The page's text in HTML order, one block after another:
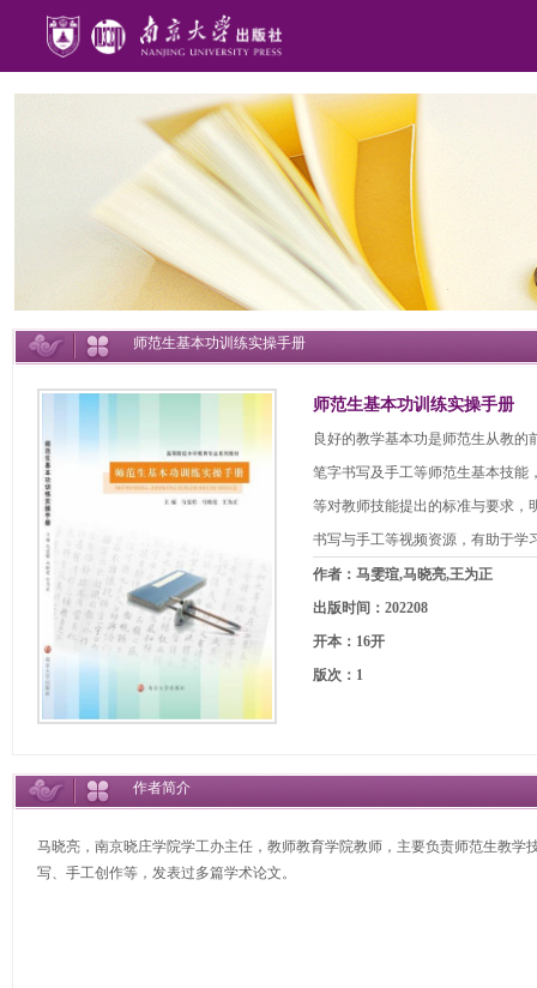
师范生基本功训练实操手册
师范生基本功训练实操手册
良好的教学基本功是师范生从教
笔字书写及手工等师范生基本技能
等对教师技能提出的标准与要求，
书写与手工等视频资源，有助于学
作者：马雯瑄,马晓亮,王为正
出版时间：202208
开本：16开
版次：1
作者简介
马晓亮，南京晓庄学院学工办主任，教师教育学院教师，主要负责师范生教
写、手工创作等，发表过多篇学术论文。